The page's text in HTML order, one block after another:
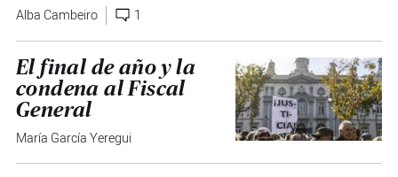
Alba Cambeiro 1
El final de año y la
condena al Fiscal
General
María García Yeregui